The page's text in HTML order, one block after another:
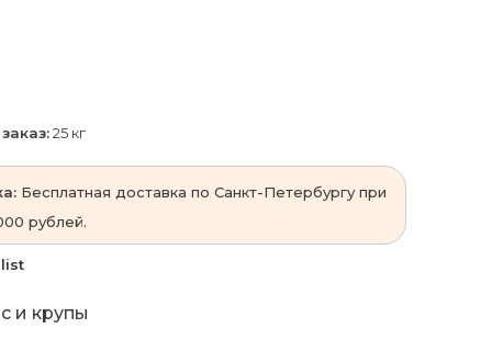
25 кг
Бесплатная доставка по Санкт-Петербургу при
рублей.
и крупы